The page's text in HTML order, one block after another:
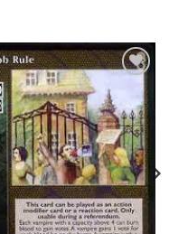
wishlist